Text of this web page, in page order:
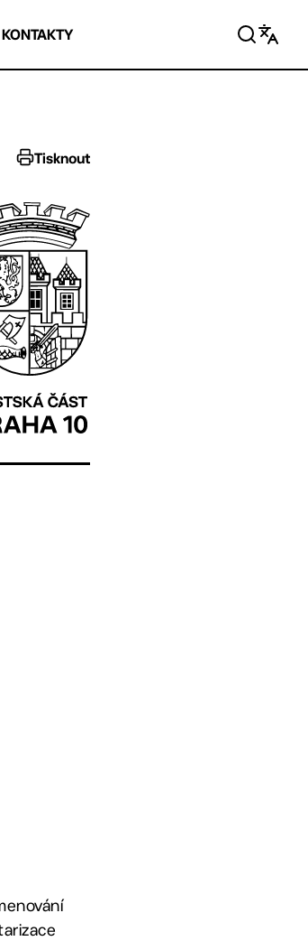
KONTAKTY
Tisknout